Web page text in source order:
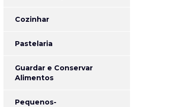
Cozinhar
Pastelaria
Guardar e Conservar
Alimentos
Pequenos-